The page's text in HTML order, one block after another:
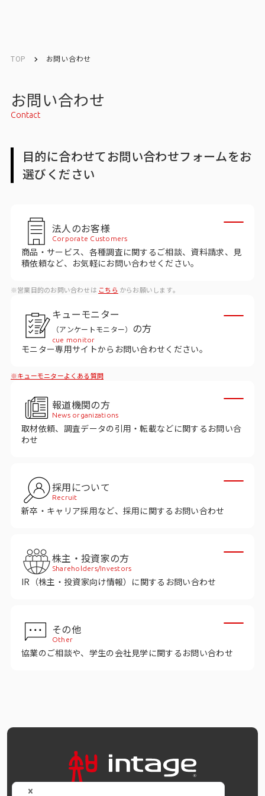
インテージの強み
会社情報トップ
会社概要・所在地
社長メッセージ
役員紹介
沿革
ニュース・メディア掲載
ソリューション／サービス
採用情報
TOP お問い合わせ
お問い合わせ
Contact
目的に合わせてお問い合わせフォームをお
選びください
法人のお客様
Corporate Customers
商品・サービス、各種調査に関するご相談、資料請求、見
積依頼など、お気軽にお問い合わせください。
※営業目的のお問い合わせは こちら からお願いします。
キューモニター
（アンケートモニター） の方
cue monitor
モニター専用サイトからお問い合わせください。
※キューモニターよくある質問
報道機関の方
News organizations
取材依頼、調査データの引用・転載などに関するお問い合
わせ
採用について
Recruit
新卒・キャリア採用など、採用に関するお問い合わせ
株主・投資家の方
Shareholders/Investors
IR（株主・投資家向け情報）に関するお問い合わせ
その他
Other
協業のご相談や、学生の会社見学に関するお問い合わせ